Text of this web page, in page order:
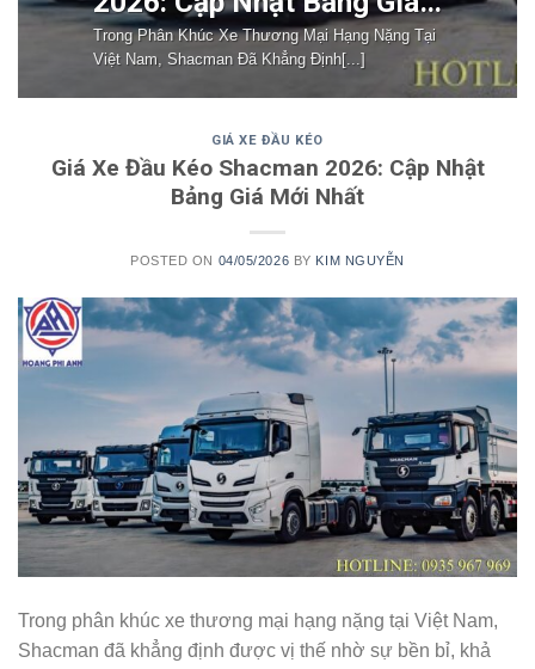
Mới Nhất
Trong Phân Khúc Xe Thương Mại Hạng Nặng Tại
Việt Nam, Shacman Đã Khẳng Định[...]
GIÁ XE ĐẦU KÉO
Giá Xe Đầu Kéo Shacman 2026: Cập Nhật
Bảng Giá Mới Nhất
POSTED ON 04/05/2026 BY KIM NGUYỄN
Trong phân khúc xe thương mại hạng nặng tại Việt Nam,
Shacman đã khẳng định được vị thế nhờ sự bền bỉ, khả